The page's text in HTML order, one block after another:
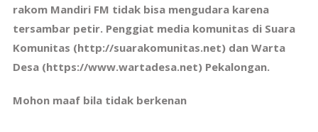
rakom Mandiri FM tidak bisa mengudara karena
tersambar petir. Penggiat media komunitas di Suara
Komunitas (http://suarakomunitas.net) dan Warta
Desa (https://www.wartadesa.net) Pekalongan.
Mohon maaf bila tidak berkenan